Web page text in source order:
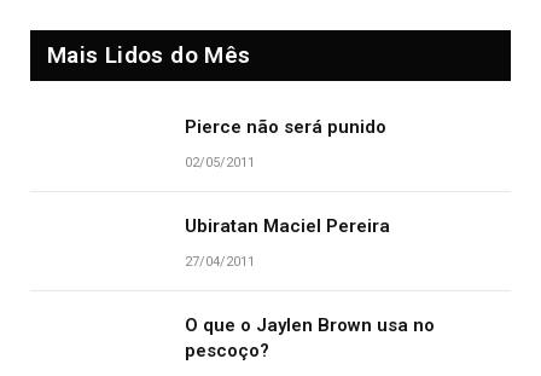
Mais Lidos do Mês
Pierce não será punido
02/05/2011
Ubiratan Maciel Pereira
27/04/2011
O que o Jaylen Brown usa no
pescoço?